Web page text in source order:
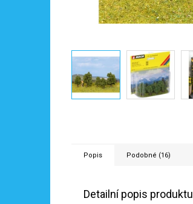
Popis Podobné (16)
Detailní popis produktu